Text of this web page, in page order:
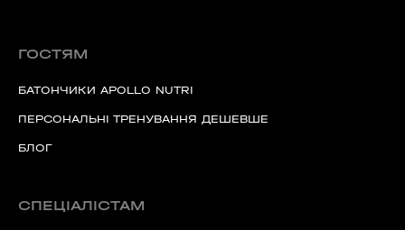
ГОСТЯМ
БАТОНЧИКИ APOLLO NUTRI
ПЕРСОНАЛЬНІ ТРЕНУВАННЯ ДЕШЕВШЕ
БЛОГ
СПЕЦІАЛІСТАМ